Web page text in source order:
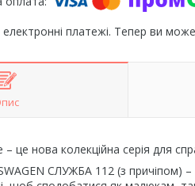
електронні платежі. Тепер ви
це нова колекційна серія для
СЛУЖБА 112 (з причіпом)